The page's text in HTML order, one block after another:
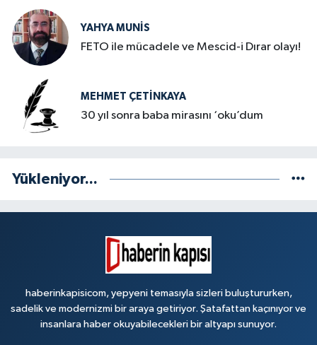
YAHYA MUNIS
FETO ile mücadele ve Mescid-i Dırar olayı!
MEHMET ÇETINKAYA
30 yıl sonra baba mirasını ‘oku’dum
Yükleniyor...
haberinkapisicom, yepyeni temasıyla sizleri buluştururken,
sadelik ve modernizmi bir araya getiriyor. Şatafattan kaçınıyor ve
insanlara haber okuyabilecekleri bir altyapı sunuyor.